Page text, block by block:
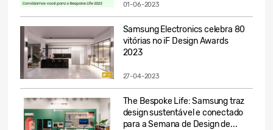
01-06-2023
Samsung Electronics celebra 80
vitórias no iF Design Awards
2023
27-04-2023
The Bespoke Life: Samsung traz
design sustentável e conectado
para a Semana de Design de...